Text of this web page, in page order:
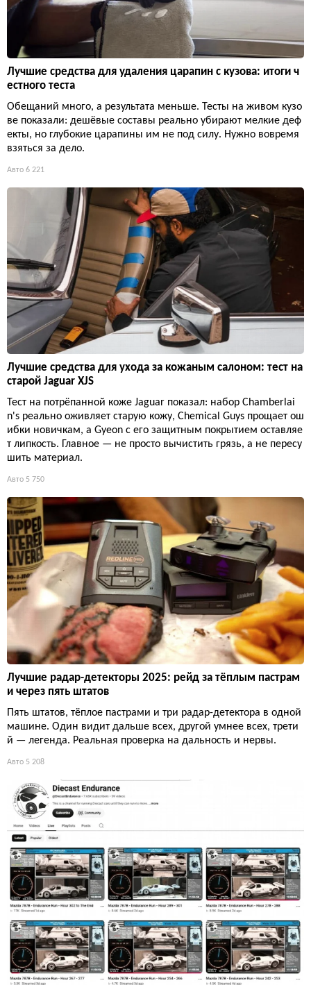
Лучшие средства для удаления царапин с кузова: итоги ч
естного теста
Обещаний много, а результата меньше. Тесты на живом кузо
ве показали: дешёвые составы реально убирают мелкие деф
екты, но глубокие царапины им не под силу. Нужно вовремя
взяться за дело.
Авто 6 221
Лучшие средства для ухода за кожаным салоном: тест на
старой Jaguar XJS
Тест на потрёпанной коже Jaguar показал: набор Chamberlai
n's реально оживляет старую кожу, Chemical Guys прощает ош
ибки новичкам, а Gyeon с его защитным покрытием оставляе
т липкость. Главное — не просто вычистить грязь, а не пересу
шить материал.
Авто 5 750
Лучшие радар-детекторы 2025: рейд за тёплым пастрам
и через пять штатов
Пять штатов, тёплое пастрами и три радар-детектора в одной
машине. Один видит дальше всех, другой умнее всех, трети
й — легенда. Реальная проверка на дальность и нервы.
Авто 5 208